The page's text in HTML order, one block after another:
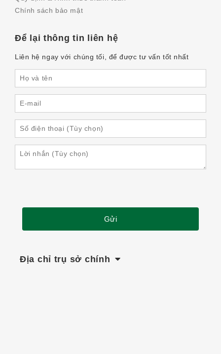
Chính sách bảo mật
Để lại thông tin liên hệ
Liên hệ ngay với chúng tối, để được tư vấn tốt nhất
Địa chỉ trụ sở chính